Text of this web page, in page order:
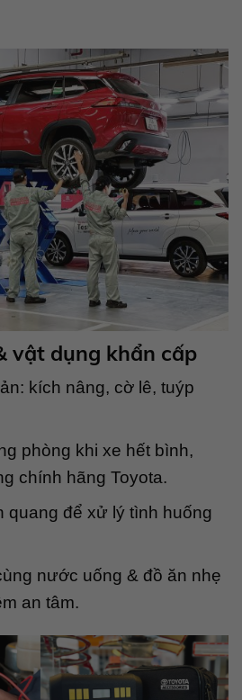
vật dụng khẩn cấp
kích nâng, cờ lê, tuýp
phòng khi xe hết bình,
chính hãng Toyota.
quang để xử lý tình huống
nước uống & đồ ăn nhẹ
an tâm.